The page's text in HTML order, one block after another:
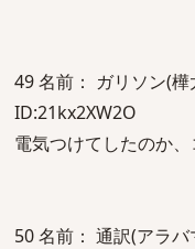
49 名前： ガリソン(
ID:21kx2XW2O
電気つけてしたのか
50 名前： 通訳(アラ